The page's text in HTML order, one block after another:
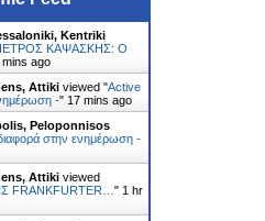
Kentriki
ΚΑΨΑΣΚΗΣ: Ο
mins ago
Attiki viewed "Active
-" 17 mins ago
Peloponnisos
στην ενημέρωση -
Attiki viewed
FRΑΝKFURTER… " 1 hr